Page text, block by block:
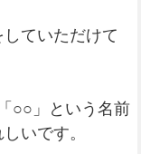
ていただけて
○○」という名前
いです。